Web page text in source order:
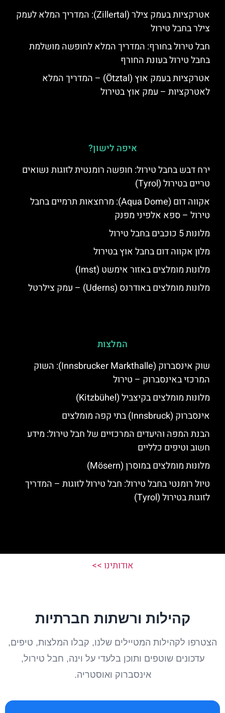
אטרקציות בעמק צילר (Zillertal): המדריך המלא לעמק
צילר בחבל טירול
חבל טירול בחורף: המדריך המלא לחופשה מושלמת
בחבל טירול בעונת החורף
אטרקציות בעמק אוץ (Ötztal) – המדריך המלא
לאטרקציות – עמק אוץ בטירול
איפה לישון?
ירח דבש בחבל טירול: חופשה רומנטית לזוגות נשואים
טריים בטירול (Tyrol)
אקווה דום (Aqua Dome): מרחצאות תרמיים בחבל
טירול – ספא אלפיני מפנק
מלונות 5 כוכבים בחבל טירול
מלון אקווה דום בחבל אוץ בטירול
מלונות מומלצים באזור אימשט (Imst)
מלונות מומלצים באודרנס (Uderns) – עמק צילרטל
המלצות
שוק אינסברוק (Innsbrucker Markthalle): השוק
המרכזי באינסברוק – טירול
מלונות מומלצים בקיצביל (Kitzbühel)
אינסברוק (Innsbruck) בתי קפה מומלצים
הבנת המפה והיעדים המרכזיים של חבל טירול: מידע
חשוב וטיפים כלליים
מלונות מומלצים במוסרן (Mösern)
טיול רומנטי בחבל טירול: חבל טירול לזוגות – המדריך
לזוגות בטירול (Tyrol)
אודותינו >>
קהילות ורשתות חברתיות
הצטרפו לקהילות המטיילים שלנו, קבלו המלצות, טיפים,
עדכונים שוטפים ותוכן בלעדי על וינה, חבל טירול,
אינסברוק ואוסטריה.